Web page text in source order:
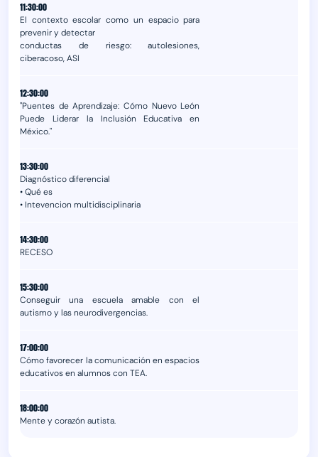
11:30:00
El contexto escolar como un espacio para
prevenir y detectar
conductas de riesgo: autolesiones,
ciberacoso, ASI
12:30:00
"Puentes de Aprendizaje: Cómo Nuevo León
Puede Liderar la Inclusión Educativa en
México."
13:30:00
Diagnóstico diferencial
• Qué es
• Intevencion multidisciplinaria
14:30:00
RECESO
15:30:00
Conseguir una escuela amable con el
autismo y las neurodivergencias.
17:00:00
Cómo favorecer la comunicación en espacios
educativos en alumnos con TEA.
18:00:00
Mente y corazón autista.